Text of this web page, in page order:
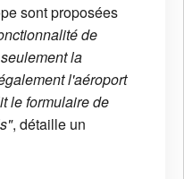
sont proposées
de
la
l'aéroport
le formulaire de
, détaille un